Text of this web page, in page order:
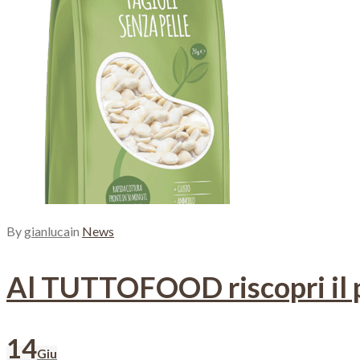
Giugno
2023
Bygianlucain News
Al TUTTOFOOD riscopri il
14Giu